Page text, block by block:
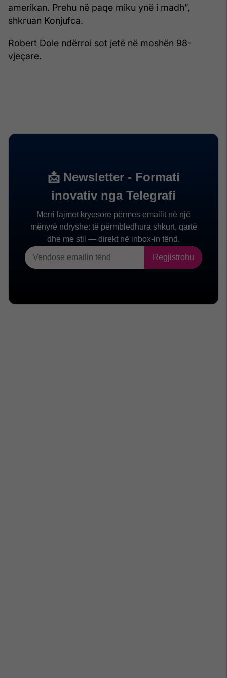
amerikan. Prehu në paqe miku ynë i madh”,
shkruan Konjufca.
Robert Dole ndërroi sot jetë në moshën 98-
vjeçare.